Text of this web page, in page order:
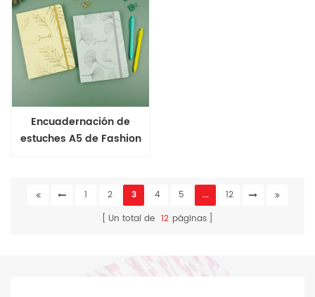
Encuadernación de
estuches A5 de Fashion
1 2 3 4 5 ...
12
Un total de 12 páginas